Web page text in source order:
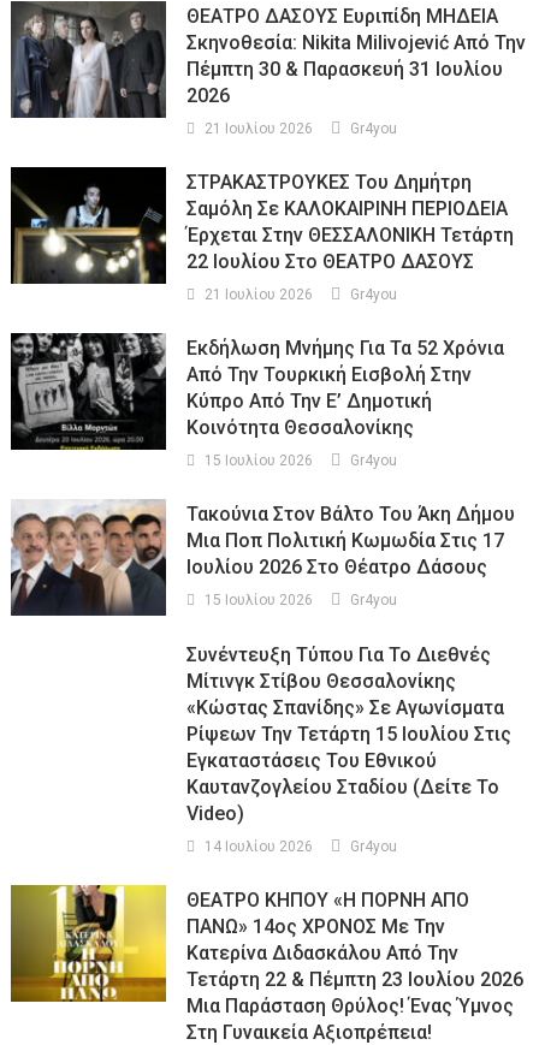
ΘΕΑΤΡΟ ΔΑΣΟΥΣ Ευριπίδη ΜΗΔΕΙΑ
Σκηνοθεσία: Nikita Milivojević Από Την
Πέμπτη 30 & Παρασκευή 31 Ιουλίου
2026
21 Ιουλίου 2026 Gr4you
ΣΤΡΑΚΑΣΤΡΟΥΚΕΣ Του Δημήτρη
Σαμόλη Σε ΚΑΛΟΚΑΙΡΙΝΗ ΠΕΡΙΟΔΕΙΑ
Έρχεται Στην ΘΕΣΣΑΛΟΝΙΚΗ Τετάρτη
22 Ιουλίου Στο ΘΕΑΤΡΟ ΔΑΣΟΥΣ
21 Ιουλίου 2026 Gr4you
Εκδήλωση Μνήμης Για Τα 52 Χρόνια
Από Την Τουρκική Εισβολή Στην
Κύπρο Από Την Ε’ Δημοτική
Κοινότητα Θεσσαλονίκης
15 Ιουλίου 2026 Gr4you
Τακούνια Στον Βάλτο Του Άκη Δήμου
Μια Ποπ Πολιτική Κωμωδία Στις 17
Ιουλίου 2026 Στο Θέατρο Δάσους
15 Ιουλίου 2026 Gr4you
Συνέντευξη Τύπου Για Το Διεθνές
Μίτινγκ Στίβου Θεσσαλονίκης
«Κώστας Σπανίδης» Σε Αγωνίσματα
Ρίψεων Την Τετάρτη 15 Ιουλίου Στις
Εγκαταστάσεις Του Εθνικού
Καυτανζογλείου Σταδίου (Δείτε Το
Video)
14 Ιουλίου 2026 Gr4you
ΘΕΑΤΡΟ ΚΗΠΟΥ «Η ΠΟΡΝΗ ΑΠΟ
ΠΑΝΩ» 14ος ΧΡΟΝΟΣ Με Την
Κατερίνα Διδασκάλου Από Την
Τετάρτη 22 & Πέμπτη 23 Ιουλίου 2026
Μια Παράσταση Θρύλος! Ένας Ύμνος
Στη Γυναικεία Αξιοπρέπεια!